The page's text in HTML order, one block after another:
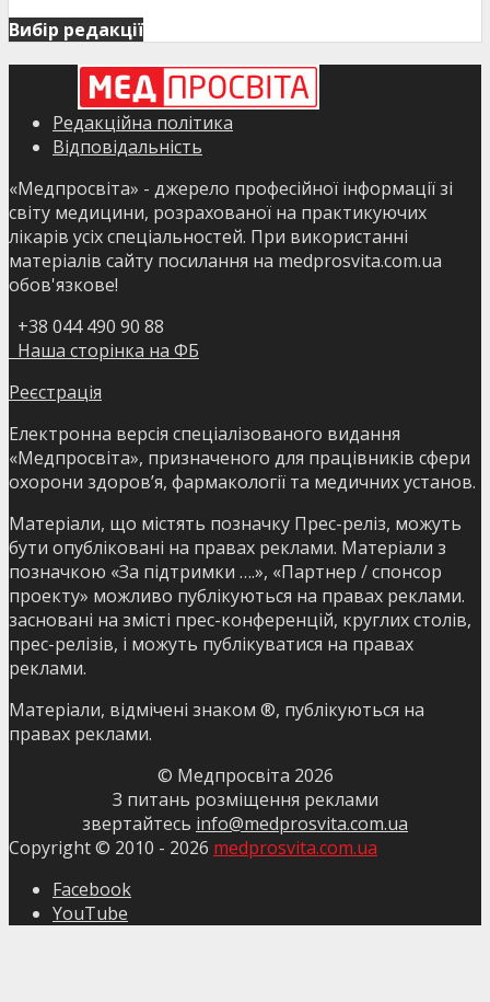
Вибір редакції
Редакційна політика
Відповідальність
«Медпросвіта» - джерело професійної інформації зі
світу медицини, розрахованої на практикуючих
лікарів усіх спеціальностей. При використанні
матеріалів сайту посилання на medprosvita.com.ua
обов'язкове!
+38 044 490 90 88
Наша сторінка на ФБ
Реєстрація
Електронна версія спеціалізованого видання
«Медпросвіта», призначеного для працівників сфери
охорони здоров’я, фармакології та медичних установ.
Матеріали, що містять позначку Прес-реліз, можуть
бути опубліковані на правах реклами. Матеріали з
позначкою «За підтримки ….», «Партнер / спонсор
проекту» можливо публікуються на правах реклами.
засновані на змісті прес-конференцій, круглих столів,
прес-релізів, і можуть публікуватися на правах
реклами.
Матеріали, відмічені знаком ®, публікуються на
правах реклами.
© Медпросвіта 2026
З питань розміщення реклами
звертайтесь info@medprosvita.com.ua
Copyright © 2010 - 2026 medprosvita.com.ua
Facebook
YouTube